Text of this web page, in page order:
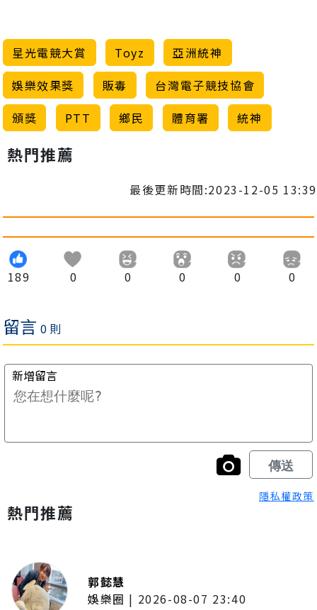
星光電競大賞 Toyz
亞洲統神
娛樂效果獎
販毒
台灣電子競技協會
頒獎
PTT 鄉民 體育署 統神
熱門推薦
最後更新時間:2023-12-05 13:39
189 0 0 0 0 0
隱私權政策
熱門推薦
郭懿慧
娛樂圈 | 2026-08-07 23:40